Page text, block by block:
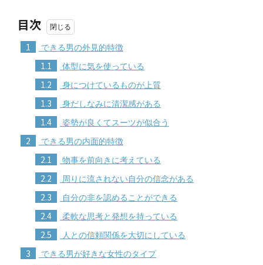
目次
1 できる男の外見的特徴
1.1 体型に気を使っている
1.2 身につけているものが上質
1.3 身だしなみに清潔感がある
1.4 姿勢が良くてスーツが似合う
2 できる男の内面的特徴
2.1 物事を前向きに考えている
2.2 周りに流されない自分の信念がある
2.3 自分の非を認めることができる
2.4 柔軟な思考と発想を持っている
2.5 人との信頼関係を大切にしている
3 できる男が好きな女性のタイプ